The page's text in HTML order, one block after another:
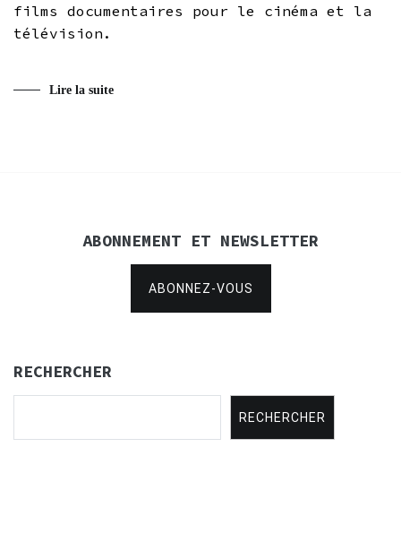
films documentaires pour le cinéma et la
télévision.
Lire la suite
ABONNEMENT ET NEWSLETTER
ABONNEZ-VOUS
RECHERCHER
RECHERCHER